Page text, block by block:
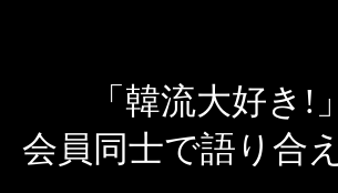
「韓流大好き
会員同士で語り合